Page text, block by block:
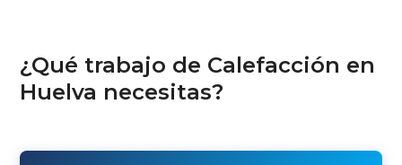
¿Qué trabajo de Calefacción en
Huelva necesitas?